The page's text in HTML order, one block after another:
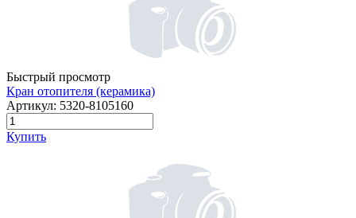
Быстрый просмотр
Кран отопителя (керамика)
Артикул: 5320-8105160
Купить